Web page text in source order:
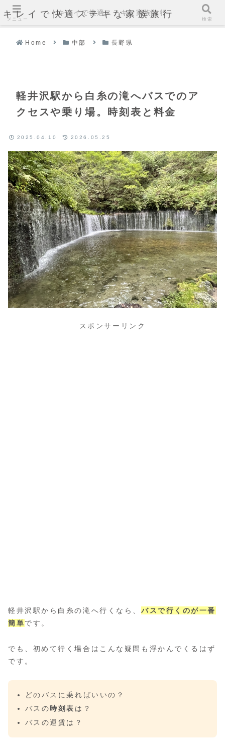
キレイで快適ステキな家族旅行
Home 中部 長野県
軽井沢駅から白糸の滝へバスでのア
クセスや乗り場。時刻表と料金
2025.04.10 2026.05.25
スポンサーリンク
軽井沢駅から白糸の滝へ行くなら、 バスで行くのが一番
簡単です。
でも、初めて行く場合はこんな疑問も浮かんでくるはず
です。
どのバスに乗ればいいの？
バスの時刻表 は？
バスの運賃は？
メニュー
キレイで快適ステキな家族旅行
検索